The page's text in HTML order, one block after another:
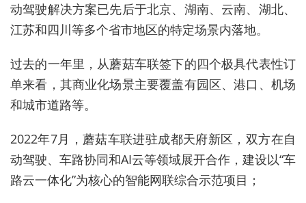
动驾驶解决方案已先后于北京、湖南、云南、湖北、
江苏和四川等多个省市地区的特定场景内落地。
过去的一年里，从蘑菇车联签下的四个极具代表性订
单来看，其商业化场景主要覆盖有园区、港口、机场
和城市道路等。
2022年7月，蘑菇车联进驻成都天府新区，双方在自
动驾驶、车路协同和AI云等领域展开合作，建设以“车
路云一体化”为核心的智能网联综合示范项目；